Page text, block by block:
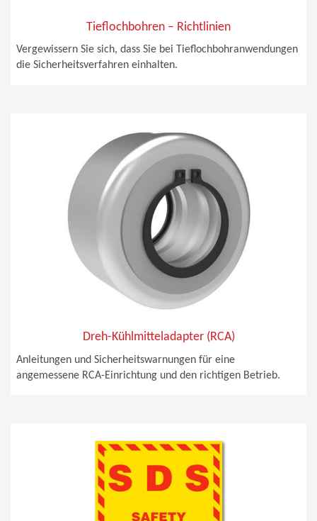
Tieflochbohren – Richtlinien
Vergewissern Sie sich, dass Sie bei Tieflochbohranwendungen
die Sicherheitsverfahren einhalten.
Dreh-Kühlmitteladapter (RCA)
Anleitungen und Sicherheitswarnungen für eine
angemessene RCA-Einrichtung und den richtigen Betrieb.